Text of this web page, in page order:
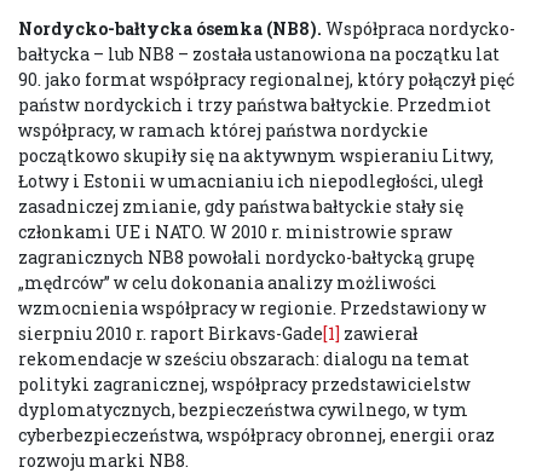
Nordycko-bałtycka ósemka (NB8). Współpraca nordycko-
bałtycka – lub NB8 – została ustanowiona na początku lat
90. jako format współpracy regionalnej, który połączył pięć
państw nordyckich i trzy państwa bałtyckie. Przedmiot
współpracy, w ramach której państwa nordyckie
początkowo skupiły się na aktywnym wspieraniu Litwy,
Łotwy i Estonii w umacnianiu ich niepodległości, uległ
zasadniczej zmianie, gdy państwa bałtyckie stały się
członkami UE i NATO. W 2010 r. ministrowie spraw
zagranicznych NB8 powołali nordycko-bałtycką grupę
„mędrców” w celu dokonania analizy możliwości
wzmocnienia współpracy w regionie. Przedstawiony w
sierpniu 2010 r. raport Birkavs-Gade[1] zawierał
rekomendacje w sześciu obszarach: dialogu na temat
polityki zagranicznej, współpracy przedstawicielstw
dyplomatycznych, bezpieczeństwa cywilnego, w tym
cyberbezpieczeństwa, współpracy obronnej, energii oraz
rozwoju marki NB8.